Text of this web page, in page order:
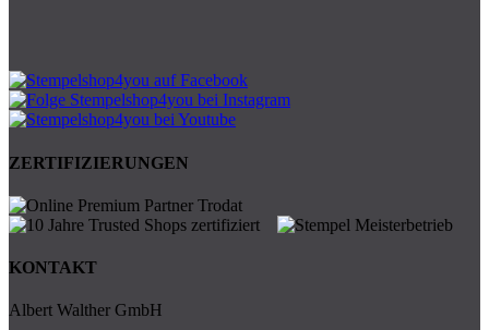
ZERTIFIZIERUNGEN
KONTAKT
Albert Walther GmbH